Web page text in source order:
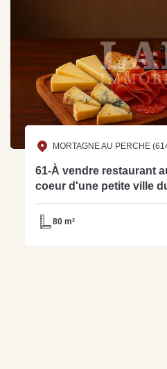
MORTAGNE AU PERCHE
61-À vendre restaurant
coeur d'une petite ville
Perche Normand - réf:
80 m²